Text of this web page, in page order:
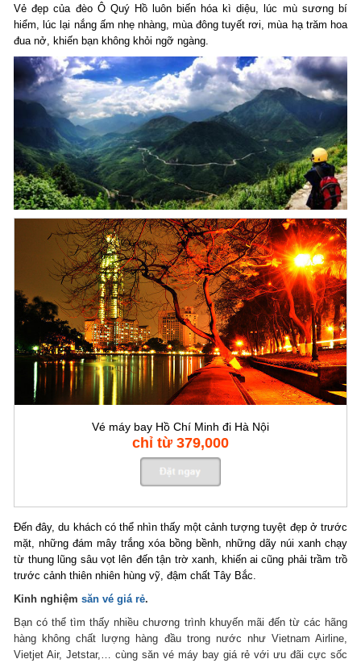
Vẻ đẹp của đèo Ô Quý Hồ luôn biến hóa kì diệu, lúc mù sương bí
hiểm, lúc lại nắng ấm nhẹ nhàng, mùa đông tuyết rơi, mùa hạ trăm hoa
đua nở, khiến bạn không khỏi ngỡ ngàng.
Vé máy bay Hồ Chí Minh đi Hà Nội
chỉ từ 379,000
Đến đây, du khách có thể nhìn thấy một cảnh tượng tuyệt đẹp ở trước
mặt, những đám mây trắng xóa bồng bềnh, những dãy núi xanh chạy
từ thung lũng sâu vọt lên đến tận trờ xanh, khiến ai cũng phải trầm trồ
trước cảnh thiên nhiên hùng vỹ, đậm chất Tây Bắc.
Kinh nghiệmsăn vé giá rẻ.
Bạn có thể tìm thấy nhiều chương trình khuyến mãi đến từ các hãng
hàng không chất lượng hàng đầu trong nước như Vietnam Airline,
Vietjet Air, Jetstar,… cùng săn vé máy bay giá rẻ với ưu đãi cực sốc